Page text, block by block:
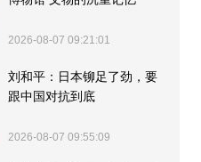
2026-08-07 09:21:01
刘和平：日本铆足了劲，要
跟中国对抗到底
2026-08-07 09:55:09